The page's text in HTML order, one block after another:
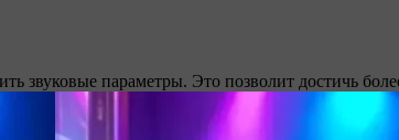
звуковые параметры. Это позволит достичь